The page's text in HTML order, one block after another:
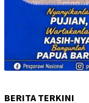
BERITA TERKINI